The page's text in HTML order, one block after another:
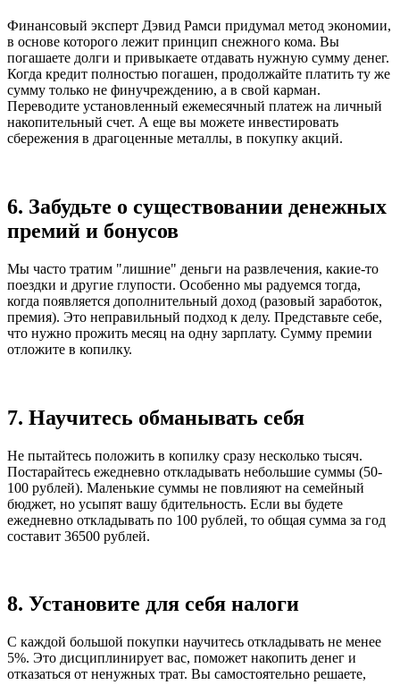
Финансовый эксперт Дэвид Рамси придумал метод экономии,
в основе которого лежит принцип снежного кома. Вы
погашаете долги и привыкаете отдавать нужную сумму денег.
Когда кредит полностью погашен, продолжайте платить ту же
сумму только не финучреждению, а в свой карман.
Переводите установленный ежемесячный платеж на личный
накопительный счет. А еще вы можете инвестировать
сбережения в драгоценные металлы, в покупку акций.
6. Забудьте о существовании денежных
премий и бонусов
Мы часто тратим "лишние" деньги на развлечения, какие-то
поездки и другие глупости. Особенно мы радуемся тогда,
когда появляется дополнительный доход (разовый заработок,
премия). Это неправильный подход к делу. Представьте себе,
что нужно прожить месяц на одну зарплату. Сумму премии
отложите в копилку.
7. Научитесь обманывать себя
Не пытайтесь положить в копилку сразу несколько тысяч.
Постарайтесь ежедневно откладывать небольшие суммы (50-
100 рублей). Маленькие суммы не повлияют на семейный
бюджет, но усыпят вашу бдительность. Если вы будете
ежедневно откладывать по 100 рублей, то общая сумма за год
составит 36500 рублей.
8. Установите для себя налоги
С каждой большой покупки научитесь откладывать не менее
5%. Это дисциплинирует вас, поможет накопить денег и
отказаться от ненужных трат. Вы самостоятельно решаете,